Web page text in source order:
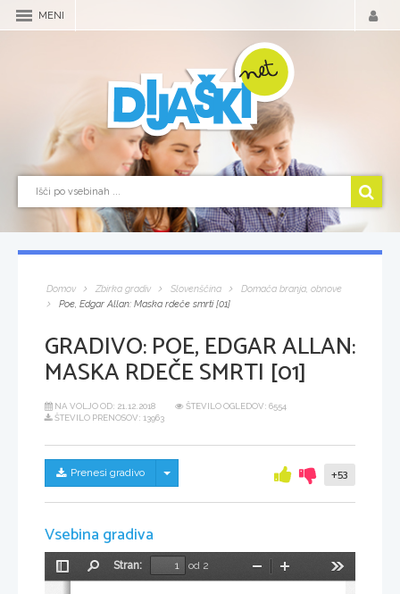
MENI
Domov Zbirka gradiv Slovenščina
Domača branja, obnove
Poe, Edgar Allan: Maska rdeče smrti [01]
GRADIVO:POE, EDGAR ALLAN:
MASKA RDEČE SMRTI [01]
NA VOLJO OD: 21.12.2018
ŠTEVILO OGLEDOV: 6554
ŠTEVILO PRENOSOV: 13963
Prenesi gradivo Skrij/prikaži meni +53
Vsebina gradiva
Preklopi
Stran:
od 2
Pomanjšaj